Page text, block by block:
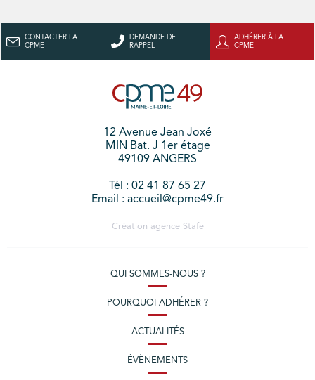
CONTACTER LA
CPME
DEMANDE DE
RAPPEL
ADHÉRER À LA
CPME
12 Avenue Jean Joxé
MIN Bat. J 1er étage
49109 ANGERS
Tél : 02 41 87 65 27
Email : accueil@cpme49.fr
Création agence Stafe
QUI SOMMES-NOUS ?
POURQUOI ADHÉRER ?
ACTUALITÉS
ÉVÈNEMENTS